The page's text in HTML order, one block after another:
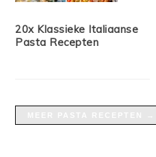
20x Klassieke Italiaanse
Pasta Recepten